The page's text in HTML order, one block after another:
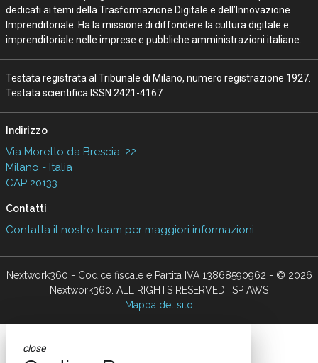
dedicati ai temi della Trasformazione Digitale e dell’Innovazione
Imprenditoriale. Ha la missione di diffondere la cultura digitale e
imprenditoriale nelle imprese e pubbliche amministrazioni italiane.
Testata registrata al Tribunale di Milano, numero registrazione 1927.
Testata scientifica ISSN 2421-4167
Indirizzo
Via Moretto da Brescia, 22
Milano - Italia
CAP 20133
Contatti
Contatta il nostro team per maggiori informazioni
Nextwork360 - Codice fiscale e Partita IVA 13868590962 - © 2026
Nextwork360. ALL RIGHTS RESERVED. ISP AWS
Mappa del sito
close